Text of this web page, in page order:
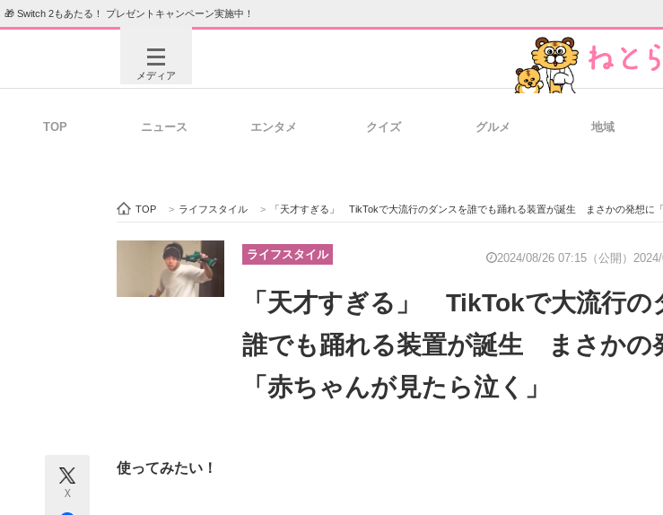
🎁 Switch 2もあたる！ プレゼントキャンペーン実施中！
メディア
ビジネスと働き方のヒント
ITエンジニア向け専門サイト 企業向けIT製品の総合サイト
TOP ニュース エンタメ クイズ グルメ 地域
TOP > ライフスタイル > 「天才すぎる」 TikTokで大流行のダンスを誰でも踊れる装置が誕生 まさかの発想に「赤
ライフスタイル 2024/08/26 07:15（公開）
「天才すぎる」 TikTokで大流行の
誰でも踊れる装置が誕生 まさかの
「赤ちゃんが見たら泣く」
X
使ってみたい！